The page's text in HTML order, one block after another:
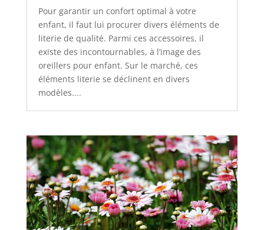
Pour garantir un confort optimal à votre
enfant, il faut lui procurer divers éléments de
literie de qualité. Parmi ces accessoires, il
existe des incontournables, à l’image des
oreillers pour enfant. Sur le marché, ces
éléments literie se déclinent en divers
modèles....